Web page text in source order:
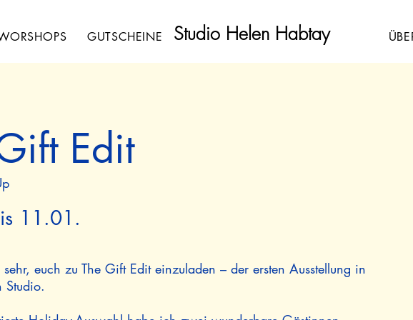
Studio Helen Habtay
GUTSCHEINE
Edit
11.01.
euch zu The Gift Edit einzuladen – der ersten Ausstellung in
Studio.